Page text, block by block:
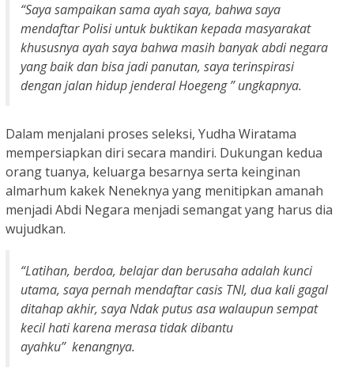
“Saya sampaikan sama ayah saya, bahwa saya
mendaftar Polisi untuk buktikan kepada masyarakat
khususnya ayah saya bahwa masih banyak abdi negara
yang baik dan bisa jadi panutan, saya terinspirasi
dengan jalan hidup jenderal Hoegeng ” ungkapnya.
Dalam menjalani proses seleksi, Yudha Wiratama
mempersiapkan diri secara mandiri. Dukungan kedua
orang tuanya, keluarga besarnya serta keinginan
almarhum kakek Neneknya yang menitipkan amanah
menjadi Abdi Negara menjadi semangat yang harus dia
wujudkan.
“Latihan, berdoa, belajar dan berusaha adalah kunci
utama, saya pernah mendaftar casis TNI, dua kali gagal
ditahap akhir, saya Ndak putus asa walaupun sempat
kecil hati karena merasa tidak dibantu
ayahku” kenangnya.